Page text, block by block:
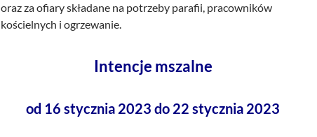
oraz za ofiary składane na potrzeby parafii, pracowników
kościelnych i ogrzewanie.
Intencje mszalne
od 16 stycznia 2023 do 22 stycznia 2023